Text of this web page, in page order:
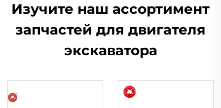
Изучите наш ассортимент
запчастей для двигателя
экскаватора